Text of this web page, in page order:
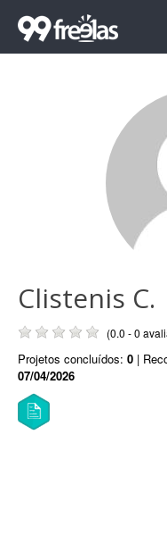
Clistenis C.
(0.0 - 0
Projetos concluídos: 0 |
07/04/2026